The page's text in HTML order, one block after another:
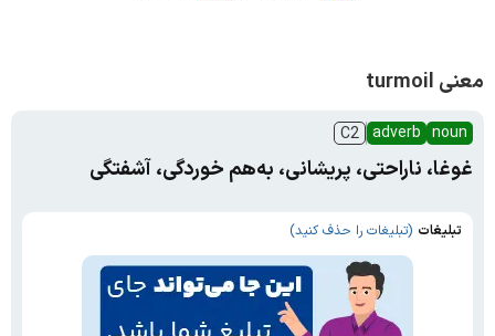
معنی turmoil
noun
adverb
C2
غوغا، ناراحتی، پریشانی، به‌هم خوردگی، آشفتگی
تبلیغات (تبلیغات را حذف کنید)